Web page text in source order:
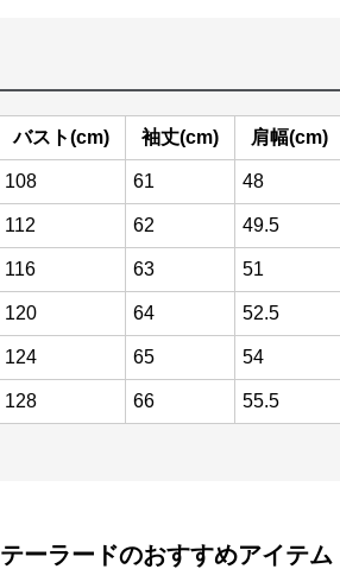
バスト(cm) 袖丈(cm) 肩幅(cm)
108 61 48
112 62 49.5
116 63 51
120 64 52.5
124 65 54
128 66 55.5
テーラードのおすすめアイテム